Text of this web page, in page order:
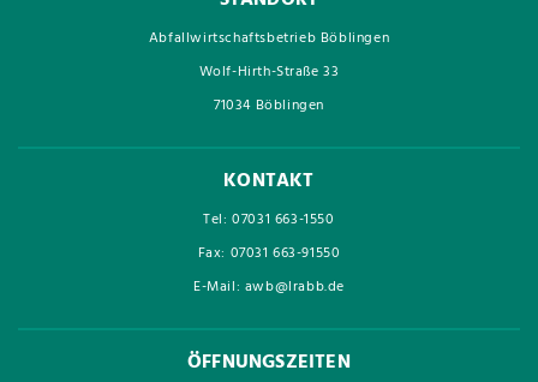
Abfallwirtschaftsbetrieb Böblingen
Wolf-Hirth-Straße 33
71034 Böblingen
KONTAKT
Tel: 07031 663-1550
Fax: 07031 663-91550
E-Mail: awb@lrabb.de
ÖFFNUNGSZEITEN